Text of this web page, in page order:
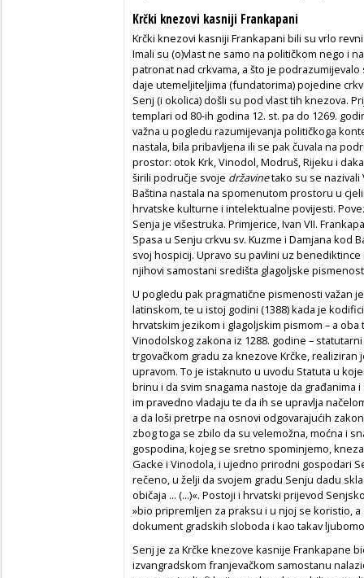
Krčki knezovi kasniji Frankapani
Krčki knezovi kasniji Frankapani bili su vrlo
Imali su (o)vlast ne samo na političkom nego i
patronat nad crkvama, a što je
daje utemeljiteljima (fundatorima) pojedine
Senj (i okolica) došli su pod vlast tih knezova.
templari od 80-ih godina 12. st. pa do 1269.
važna u pogledu razumijevanja političkoga
nastala, bila pribavljena ili se pak čuvala na
prostor: otok Krk, Vinodol, Modruš, Rijeku i
širili područje svoje državinetako su se
Baština nastala na spomenutom prostoru u
hrvatske kulturne i intelektualne povijesti.
Senja je višestruka. Primjerice, Ivan VII.
Spasa u Senju crkvu sv. Kuzme i Damjana kod
svoj hospicij. Upravo su pavlini uz
njihovi samostani središta glagoljske
U pogledu pak pragmatične pismenosti važan
latinskom, te u istoj godini (1388) kada je
hrvatskim jezikom i glagoljskim pismom – a
Vinodolskog zakona iz 1288. godine –
trgovačkom gradu za knezove Krčke,
upravom. To je istaknuto u uvodu Statuta u
brinu i da svim snagama nastoje da građanima
im pravedno vladaju te da ih se upravlja
a da loši pretrpe na osnovi odgovarajućih
zbog toga se zbilo da su velemožna, moćna i
gospodina, kojeg se sretno spominjemo,
Gacke i Vinodola, i ujedno prirodni gospodari
rečeno, u želji da svojem gradu Senju dadu
običaja ... (...)«. Postoji i hrvatski prijevod
»bio pripremljen za praksu i u njoj se koristio,
dokument gradskih sloboda i kao takav
Senj je za Krčke knezove kasnije Frankapane
izvangradskom franjevačkom samostanu